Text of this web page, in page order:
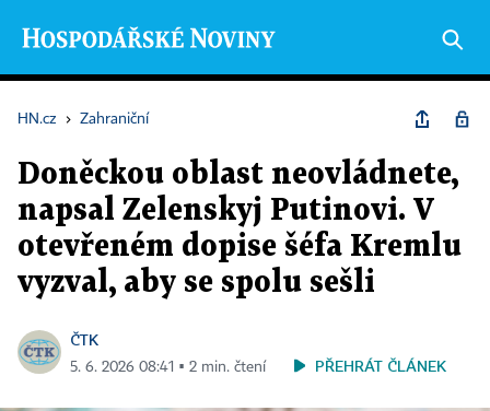
HN.cz › Zahraniční
Doněckou oblast neovládnete,
napsal Zelenskyj Putinovi. V
otevřeném dopise šéfa Kremlu
vyzval, aby se spolu sešli
ČTK
5. 6. 2026 08:41 ▪ 2 min. čtení PŘEHRÁT ČLÁNEK